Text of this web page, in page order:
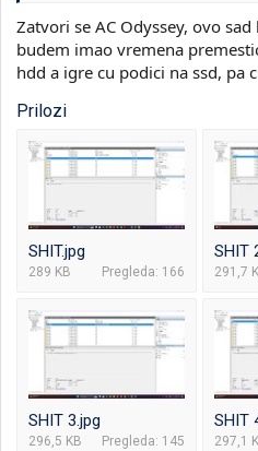
Zatvori se AC Odyssey, ovo
budem imao vremena
hdd a igre cu podici na ssd, pa
Prilozi
SHIT.jpg
289 KB Pregleda: 166
SHIT
291,7
SHIT 3.jpg
296,5 KB Pregleda: 145
SHIT
297,1